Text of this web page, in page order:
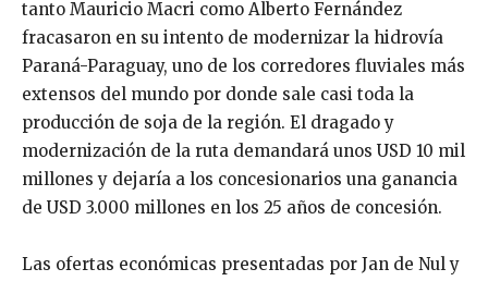
tanto Mauricio Macri como Alberto Fernández
fracasaron en su intento de modernizar la hidrovía
Paraná-Paraguay, uno de los corredores fluviales más
extensos del mundo por donde sale casi toda la
producción de soja de la región. El dragado y
modernización de la ruta demandará unos USD 10 mil
millones y dejaría a los concesionarios una ganancia
de USD 3.000 millones en los 25 años de concesión.
Las ofertas económicas presentadas por Jan de Nul y